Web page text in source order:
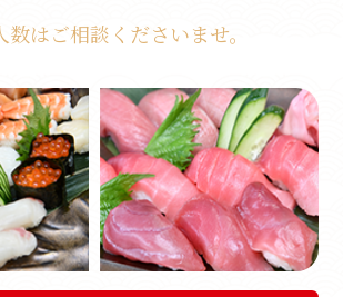
はご相談くださいませ。